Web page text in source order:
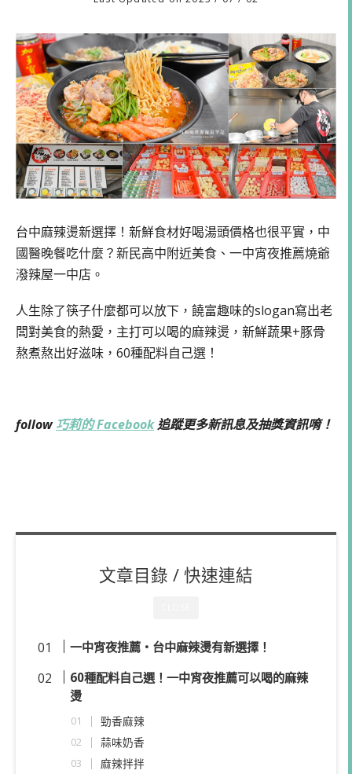
台中麻辣燙新選擇！新鮮食材好喝湯頭價格也很平實，中
國醫晚餐吃什麼？新民高中附近美食、一中宵夜推薦燒爺
潑辣屋一中店。
人生除了筷子什麼都可以放下，饒富趣味的slogan寫出老
闆對美食的熱愛，主打可以喝的麻辣燙，新鮮蔬果+豚骨
熬煮熬出好滋味，60種配料自己選！
follow巧莉的 Facebook追蹤更多新訊息及抽獎資訊唷！
文章目錄 / 快速連結
一中宵夜推薦・台中麻辣燙有新選擇！
60種配料自己選！一中宵夜推薦可以喝的麻辣
燙
勁香麻辣
蒜味奶香
麻辣拌拌